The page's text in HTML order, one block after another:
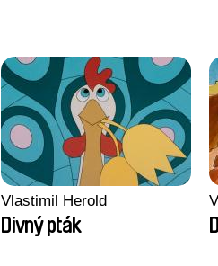
Vlastimil Herold
Divný pták